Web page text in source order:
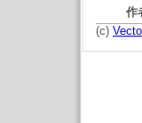
作
(c)